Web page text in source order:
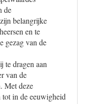
de
belangrijke
en te
gezag van de
te dragen aan
van de
Met deze
tot in de eeuwigheid